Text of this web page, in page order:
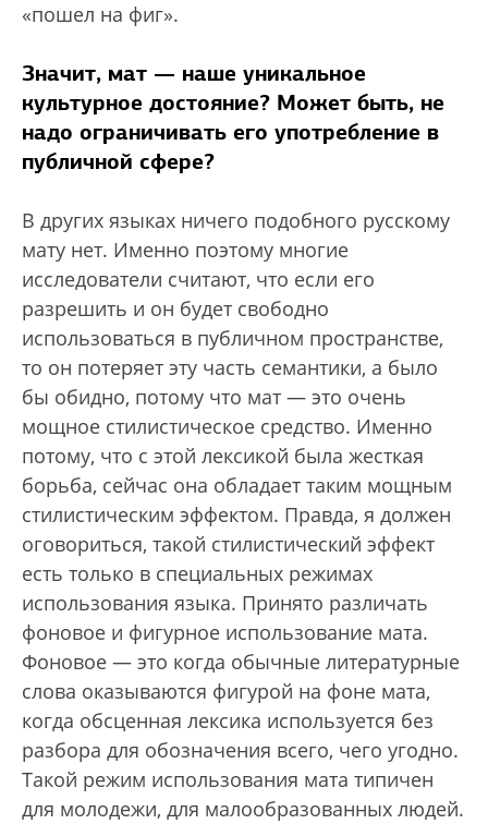
«пошел на фиг».
Значит, мат — наше уникальное
культурное достояние? Может быть, не
надо ограничивать его употребление в
публичной сфере?
В других языках ничего подобного русскому
мату нет. Именно поэтому многие
исследователи считают, что если его
разрешить и он будет свободно
использоваться в публичном пространстве,
то он потеряет эту часть семантики, а было
бы обидно, потому что мат — это очень
мощное стилистическое средство. Именно
потому, что с этой лексикой была жесткая
борьба, сейчас она обладает таким мощным
стилистическим эффектом. Правда, я должен
оговориться, такой стилистический эффект
есть только в специальных режимах
использования языка. Принято различать
фоновое и фигурное использование мата.
Фоновое — это когда обычные литературные
слова оказываются фигурой на фоне мата,
когда обсценная лексика используется без
разбора для обозначения всего, чего угодно.
Такой режим использования мата типичен
для молодежи, для малообразованных людей.